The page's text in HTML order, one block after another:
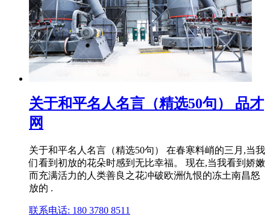
关于和平名人名言（精选50句） 品才
网
关于和平名人名言（精选50句） 在春寒料峭的三月,当我
们看到初放的花朵时感到无比幸福。 现在,当我看到娇嫩
而充满活力的人类善良之花冲破欧洲仇恨的冻土南昌怒
放的 .
联系电话: 180 3780 8511